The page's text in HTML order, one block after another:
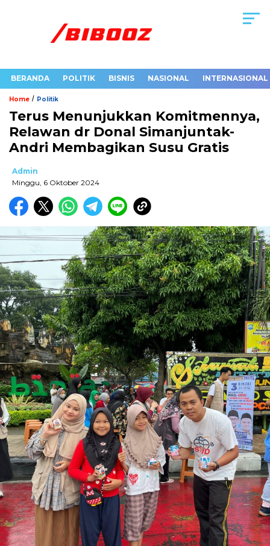
BERANDA POLITIK BISNIS NASIONAL INTERNASIONAL
Home / Politik
Terus Menunjukkan Komitmennya,
Relawan dr Donal Simanjuntak-
Andri Membagikan Susu Gratis
Admin
Minggu, 6 Oktober 2024